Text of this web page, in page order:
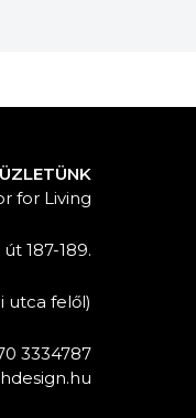
ÜZLETÜNK
for Living
187-189.
utca felől)
3334787